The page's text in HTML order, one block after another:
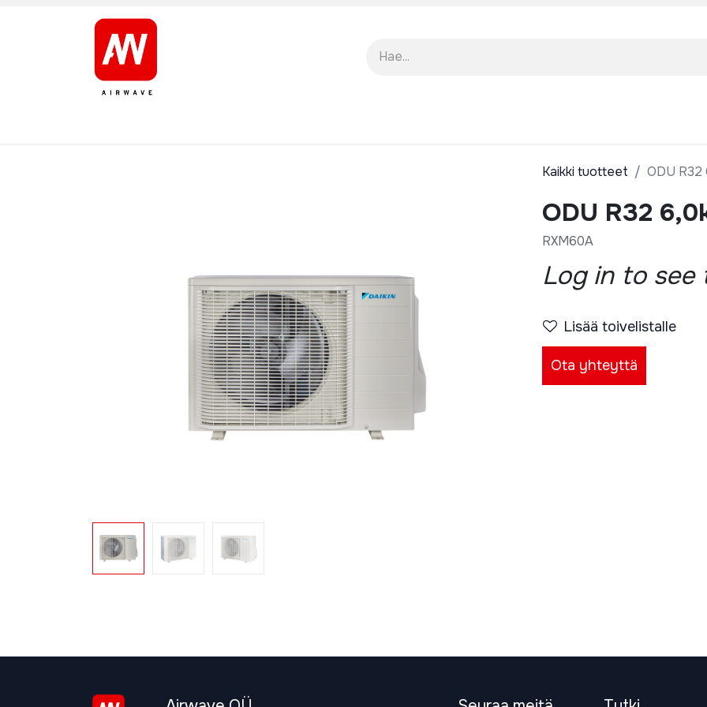
Kaikki tuotteet ODU R32
ODU R32
RXM60A
Log in to see
Lisää toivelistalle
Ota yhteyttä